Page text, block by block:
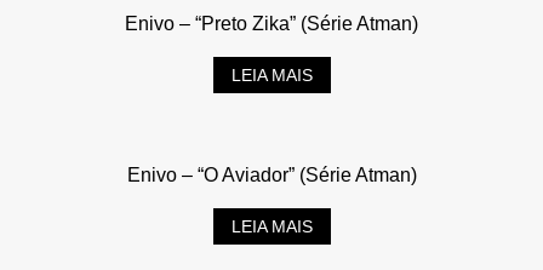
Enivo – “Preto Zika” (Série Atman)
LEIA MAIS
Enivo – “O Aviador” (Série Atman)
LEIA MAIS